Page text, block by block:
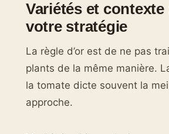
Variétés et contexte
votre stratégie
La règle d’or est de ne pas
plants de la même manière.
la tomate dicte souvent la
approche.